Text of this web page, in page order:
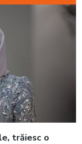
trăiesc o